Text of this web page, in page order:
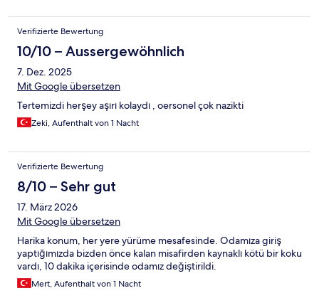
Verifizierte Bewertung
10/10 – Aussergewöhnlich
7. Dez. 2025
Mit Google übersetzen
Tertemizdi herşey aşırı kolaydı , oersonel çok nazikti
Zeki, Aufenthalt von 1 Nacht
Verifizierte Bewertung
8/10 – Sehr gut
17. März 2026
Mit Google übersetzen
Harika konum, her yere yürüme mesafesinde. Odamıza giriş
yaptığımızda bizden önce kalan misafirden kaynaklı kötü bir koku
vardı, 10 dakika içerisinde odamız değiştirildi.
Mert, Aufenthalt von 1 Nacht